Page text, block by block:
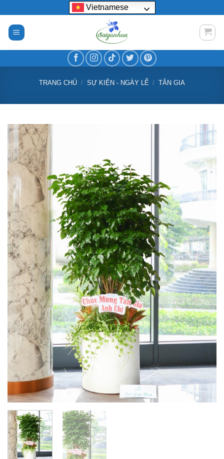
nội
dung
Vietnamese
TRANG CHỦ / SỰ KIỆN - NGÀY LỄ / TÂN GIA